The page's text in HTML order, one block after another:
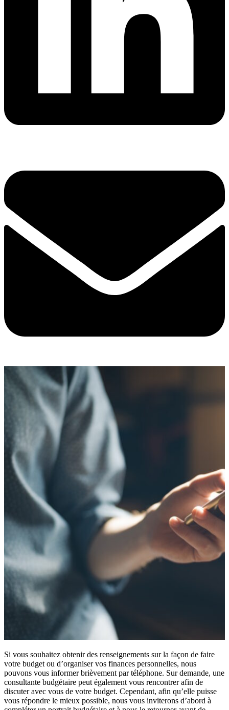
Si vous souhaitez obtenir des renseignements sur la façon de faire
votre budget ou d’organiser vos finances personnelles, nous
pouvons vous informer brièvement par téléphone. Sur demande, une
consultante budgétaire peut également vous rencontrer afin de
discuter avec vous de votre budget. Cependant, afin qu’elle puisse
vous répondre le mieux possible, nous vous inviterons d’abord à